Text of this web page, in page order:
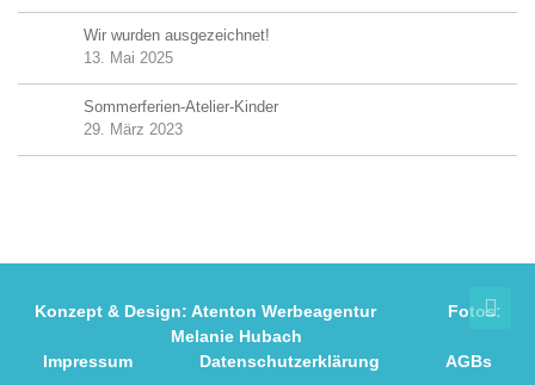
Wir wurden ausgezeichnet!
13. Mai 2025
Sommerferien-Atelier-Kinder
29. März 2023
Konzept & Design: Atenton WerbeagenturFotos:
Melanie Hubach
Impressum
Datenschutzerklärung AGBs